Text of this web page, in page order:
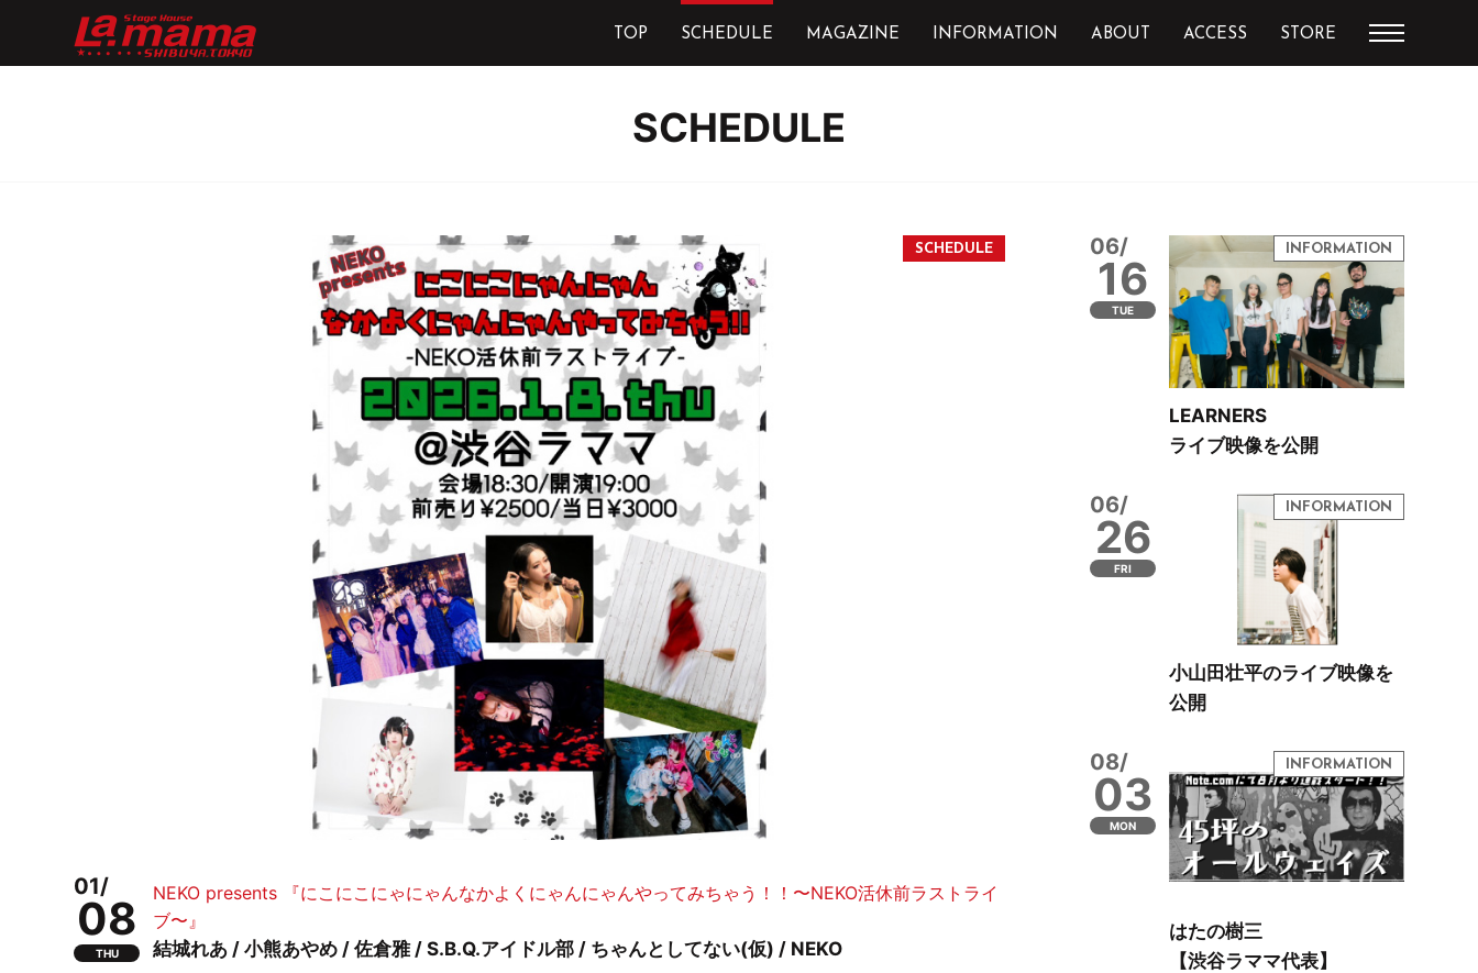
TOP SCHEDULE MAGAZINE INFORMATION ABOUT ACCESS STORE
SCHEDULE
01/
08
THU
NEKO presents 『にこにこにゃにゃんなかよくにゃんにゃんやってみちゃう！！〜NEKO活休前ラストライ
ブ〜』
結城れあ / 小熊あやめ / 佐倉雅 / S.B.Q.アイドル部 / ちゃんとしてない(仮) / NEKO
06/
16
TUE
LEARNERS
ライブ映像を公開
06/
26
FRI
小山田壮平のライブ映像を
公開
08/
03
MON
はたの樹三
【渋谷ラママ代表】